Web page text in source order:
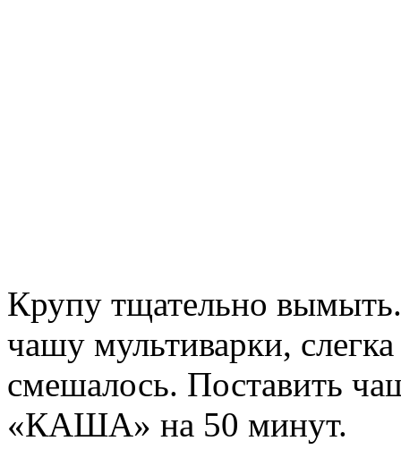
Крупу тщательно
чашу мультиварки,
смешалось. Поставить
«КАША» на 50 минут.